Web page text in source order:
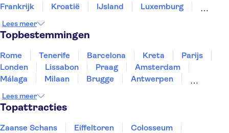
Frankrijk
Kroatië IJsland
Luxemburg
Slovenië
Thailand
Lees meer
Topbestemmingen
Rome Tenerife Barcelona Kreta
Parijs
Londen
Lissabon Praag
Amsterdam
Málaga
Milaan Brugge
Antwerpen
Eindhoven
Lees meer
Topattracties
Zaanse Schans Eiffeltoren
Colosseum